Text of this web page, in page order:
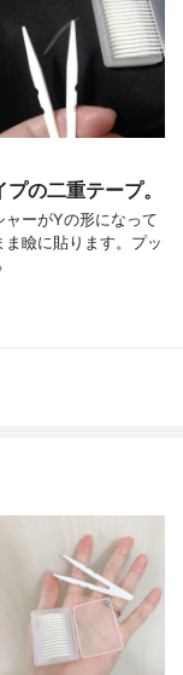
の二重テープ。
ーがYの形になって
瞼に貼ります。プッ